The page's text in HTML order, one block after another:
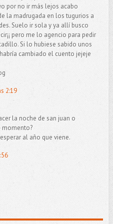
por no ir más lejos acabo
la madrugada en los tugurios a
Suelo ir sola y ya allí busco
pero me lo agencio para pedir
Si lo hubiese sabido unos
cambiado el cuento jejeje
2:19
la noche de san juan o
momento?
al año que viene.